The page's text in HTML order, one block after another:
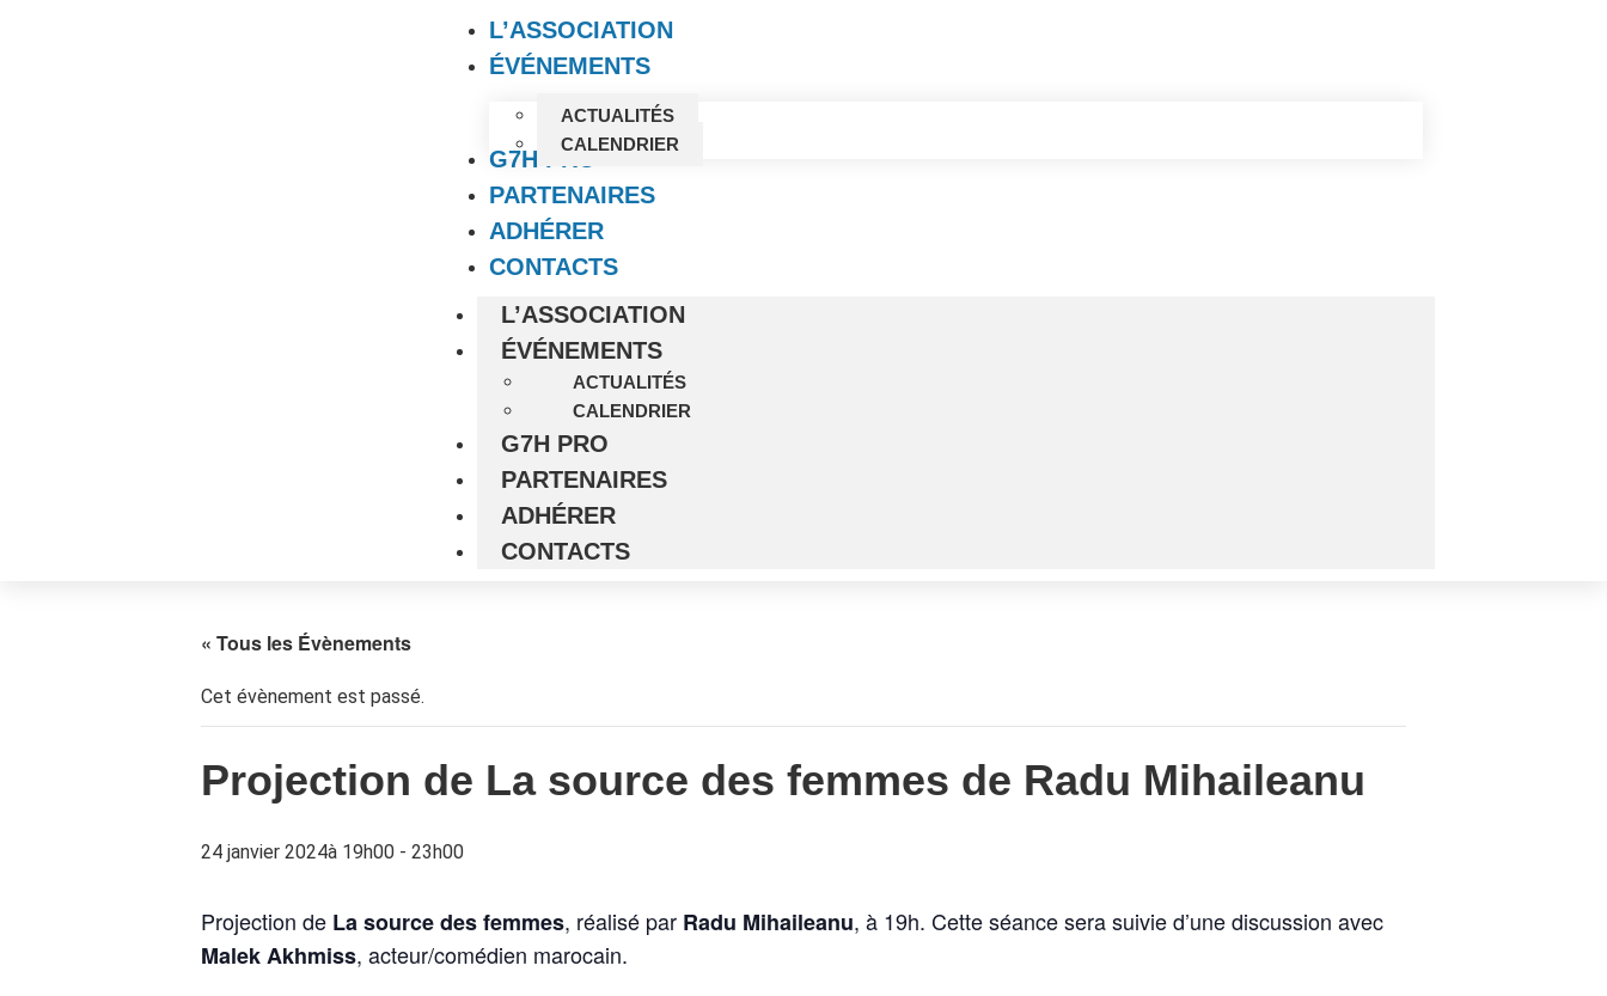
L’ASSOCIATION
ÉVÉNEMENTS
ACTUALITÉS
CALENDRIER
G7H PRO
PARTENAIRES
ADHÉRER
CONTACTS
L’ASSOCIATION
ÉVÉNEMENTS
ACTUALITÉS
CALENDRIER
G7H PRO
PARTENAIRES
ADHÉRER
CONTACTS
« Tous les Évènements
Cet évènement est passé.
Projection de La source des femmes de Radu Mihaileanu
24 janvier 2024à 19h00 - 23h00
Projection de La source des femmes, réalisé par Radu Mihaileanu, à 19h. Cette séance sera suivie d’une discussion avec
Malek Akhmiss, acteur/comédien marocain.